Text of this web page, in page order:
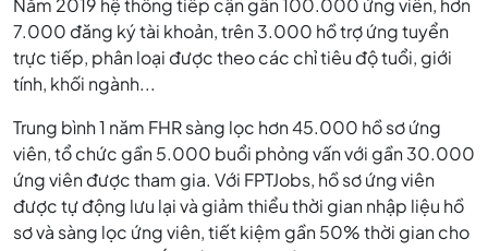
Năm 2019 hệ thống tiếp cận gần 100.000 ứng viên, hơn
7.000 đăng ký tài khoản, trên 3.000 hồ trợ ứng tuyển
trực tiếp, phân loại được theo các chỉ tiêu độ tuổi, giới
tính, khối ngành...
Trung bình 1 năm FHR sàng lọc hơn 45.000 hồ sơ ứng
viên, tổ chức gần 5.000 buổi phỏng vấn với gần 30.000
ứng viên được tham gia. Với FPTJobs, hồ sơ ứng viên
được tự động lưu lại và giảm thiểu thời gian nhập liệu hồ
sơ và sàng lọc ứng viên, tiết kiệm gần 50% thời gian cho